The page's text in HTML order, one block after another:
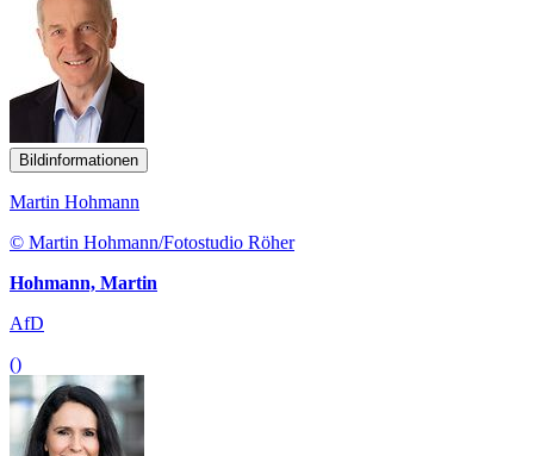
Bildinformationen
Martin Hohmann
© Martin Hohmann/Fotostudio Röher
Hohmann, Martin
AfD
()